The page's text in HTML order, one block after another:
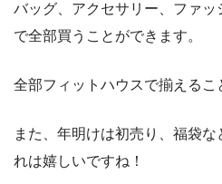
バッグ、アクセサリー、ファッ
で全部買うことができます。
全部フィットハウスで揃えるこ
また、年明けは初売り、福袋
れは嬉しいですね！